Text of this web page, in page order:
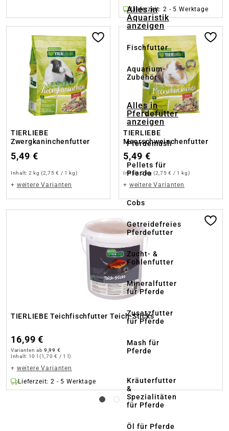
Alles in
Aquaristik
anzeigen
Fischfutter
Aquarium-
Zubehör
Alles in
Pferdefutter
anzeigen
Pferdemüsli
Pellets für
Pferde
Cobs
Getreidefreies
Pferdefutter
Zucht- &
Fohlenfutter
Mineralfutter
für Pferde
Zusatzfutter
für Pferde
Mash für
Pferde
Kräuterfutter
&
Spezialitäten
für Pferde
Öl für Pferde
Lieferzeit: 2 - 5 Werktage
TIERLIEBE
Zwergkaninchenfutter
5,49 €
Inhalt: 2 kg(2,75 € / 1 kg)
+ weitere Varianten
TIERLIEBE
Meerschweinchenfutter
5,49 €
Inhalt:2 kg(2,75 € / 1 kg)
+ weitere Varianten
TIERLIEBE Teichfischfutter Teich-Sticks
16,99 €
Varianten ab 9,99 €
Inhalt: 10 l(1,70 € / 1 l)
+ weitere Varianten
Lieferzeit: 2 - 5 Werktage